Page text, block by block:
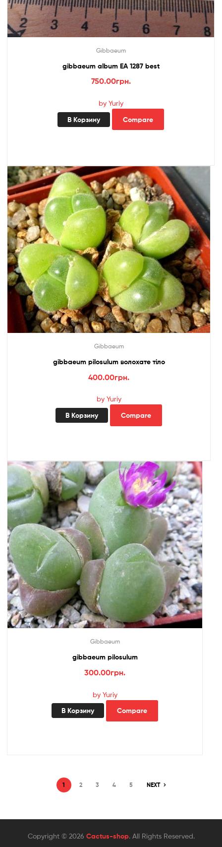
Gibbaeum
gibbaeum album EA 1287 best
750.00грн.
by Yuriy
В Корзину Compare
Gibbaeum
gibbaeum pilosulum волохате тіло
400.00грн.
by Yuriy
В Корзину Compare
Gibbaeum
gibbaeum pilosulum
300.00грн.
by Yuriy
В Корзину Compare
1 2 3 4 5 NEXT
Copyright © 2026 Cactus-shop. All Rights Reserved.